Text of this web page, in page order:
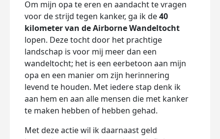
Om mijn opa te eren en aandacht te vragen
voor de strijd tegen kanker, ga ik de40
kilometer van de Airborne Wandeltocht
lopen. Deze tocht door het prachtige
landschap is voor mij meer dan een
wandeltocht; het is een eerbetoon aan mijn
opa en een manier om zijn herinnering
levend te houden. Met iedere stap denk ik
aan hem en aan alle mensen die met kanker
te maken hebben of hebben gehad.
Met deze actie wil ik daarnaast geld